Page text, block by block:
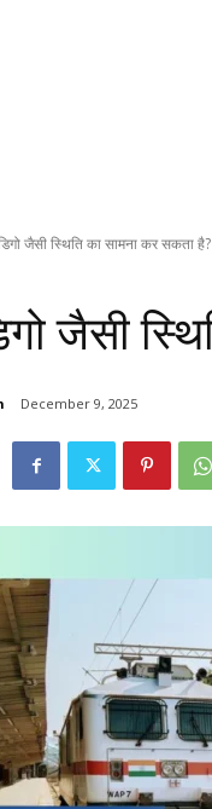
जैसी स्थिति का सामना कर सकता है?
जैसी
December 9, 2025